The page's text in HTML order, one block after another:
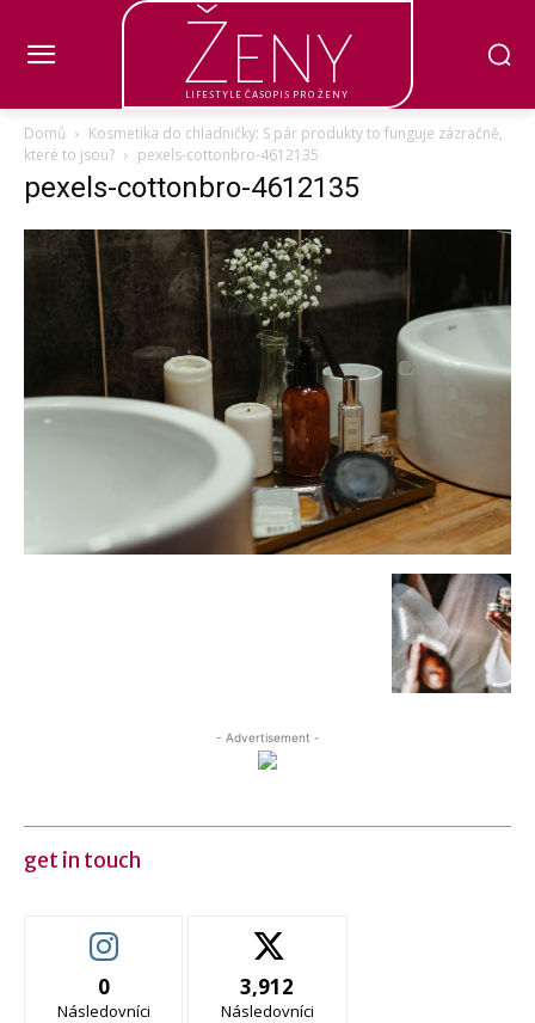
Ženy
LIFESTYLE ČASOPIS PRO ŽENY
Domů
Kosmetika do chladničky: S pár produkty to funguje zázračně,
které to jsou?
pexels-cottonbro-4612135
pexels-cottonbro-4612135
- Advertisement -
get in touch
0
Následovníci
3,912
Následovníci